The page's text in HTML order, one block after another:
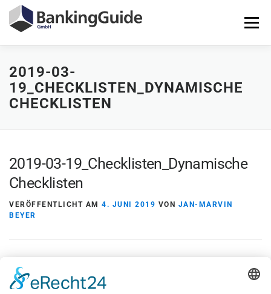
Zum
Inhalt
springen
Menü
STARTSEITE
2019-03-
19_CHECKLISTEN_DYNAMISCHE
CHECKLISTEN
2019-03-19_Checklisten_Dynamische
Checklisten
VERÖFFENTLICHT AM 4. JUNI 2019 VON JAN-MARVIN
BEYER